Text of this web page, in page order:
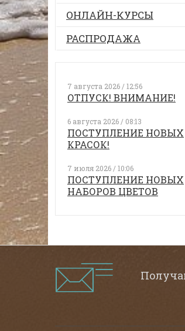
ОНЛАЙН-КУРСЫ
РАСПРОДАЖА
7 августа 2026 / 12:56
ОТПУСК! ВНИМАНИЕ!
6 августа 2026 / 08:13
ПОСТУПЛЕНИЕ НОВЫХ
КРАСОК!
7 июля 2026 / 10:06
ПОСТУПЛЕНИЕ НОВЫХ
НАБОРОВ ЦВЕТОВ